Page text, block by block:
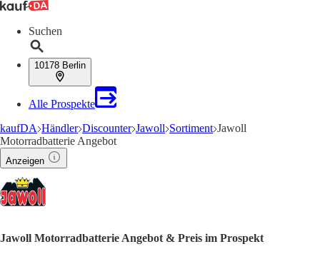
Suchen
10178 Berlin
Alle Prospekte
kaufDA Händler Discounter Jawoll Sortiment Jawoll
Motorradbatterie Angebot
Anzeigen
Jawoll Motorradbatterie Angebot & Preis im Prospekt